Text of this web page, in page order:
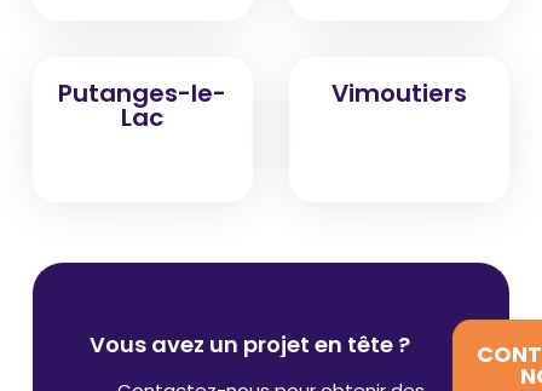
Putanges-le-
Lac
Vimoutiers
Vous avez un projet en tête ?